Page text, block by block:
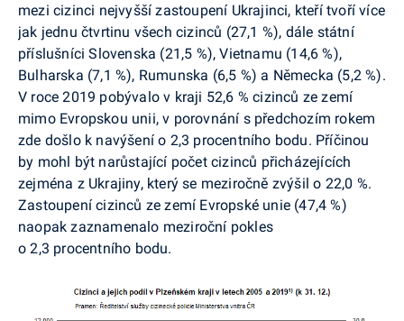
mezi cizinci nejvyšší zastoupení Ukrajinci, kteří tvoří více
jak jednu čtvrtinu všech cizinců (27,1 %), dále státní
příslušníci Slovenska (21,5 %), Vietnamu (14,6 %),
Bulharska (7,1 %), Rumunska (6,5 %) a Německa (5,2 %).
V roce 2019 pobývalo v kraji 52,6 % cizinců ze zemí
mimo Evropskou unii, v porovnání s předchozím rokem
zde došlo k navýšení o 2,3 procentního bodu. Příčinou
by mohl být narůstající počet cizinců přicházejících
zejména z Ukrajiny, který se meziročně zvýšil o 22,0 %.
Zastoupení cizinců ze zemí Evropské unie (47,4 %)
naopak zaznamenalo meziroční pokles
o 2,3 procentního bodu.